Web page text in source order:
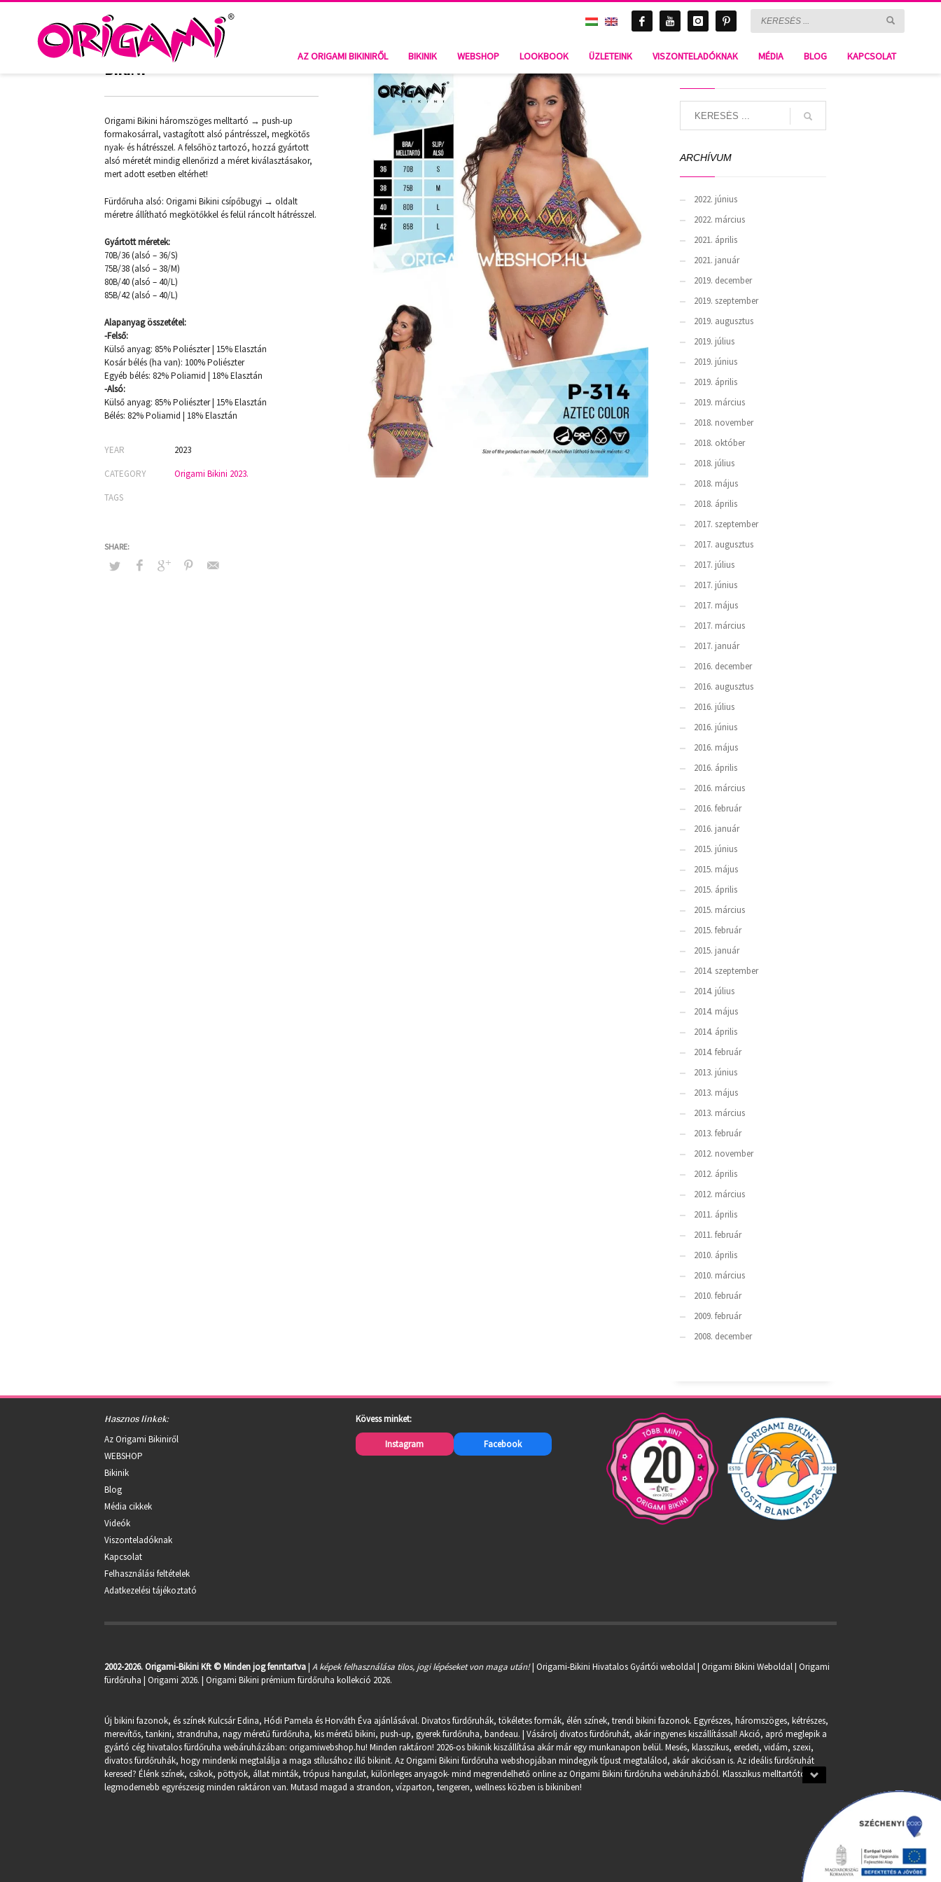
AZ ORIGAMI BIKINIRŐL BIKINIK WEBSHOP LOOKBOOK ÜZLETEINK VISZONTELADÓKNAK MÉDIA BLOG KAPCSOLAT
AZTEC COLOR P-314 ORIGAMI
BIKINI
Origami Bikini háromszöges melltartó → push-up
formakosárral, vastagított alsó pántrésszel, megkötős
nyak- és hátrésszel. A felsőhöz tartozó, hozzá gyártott
alsó méretét mindig ellenőrizd a méret kiválasztásakor,
mert adott esetben eltérhet!
Fürdőruha alsó: Origami Bikini csípőbugyi → oldalt
méretre állítható megkötőkkel és felül ráncolt hátrésszel.
Gyártott méretek:
70B/36 (alsó – 36/S)
75B/38 (alsó – 38/M)
80B/40 (alsó – 40/L)
85B/42 (alsó – 40/L)
Alapanyag összetétel:
-Felső:
Külső anyag: 85% Poliészter | 15% Elasztán
Kosár bélés (ha van): 100% Poliészter
Egyéb bélés: 82% Poliamid | 18% Elasztán
-Alsó:
Külső anyag: 85% Poliészter | 15% Elasztán
Bélés: 82% Poliamid | 18% Elasztán
YEAR
2023
CATEGORY
Origami Bikini 2023.
TAGS
ARCHÍVUM
2022. június
2022. március
2021. április
2021. január
2019. december
2019. szeptember
2019. augusztus
2019. július
2019. június
2019. április
2019. március
2018. november
2018. október
2018. július
2018. május
2018. április
2017. szeptember
2017. augusztus
2017. július
2017. június
2017. május
2017. március
2017. január
2016. december
2016. augusztus
2016. július
2016. június
2016. május
2016. április
2016. március
2016. február
2016. január
2015. június
2015. május
2015. április
2015. március
2015. február
2015. január
2014. szeptember
2014. július
2014. május
2014. április
2014. február
2013. június
2013. május
2013. március
2013. február
2012. november
2012. április
2012. március
2011. április
2011. február
2010. április
2010. március
2010. február
2009. február
2008. december
Hasznos linkek:
Az Origami Bikiniről
WEBSHOP
Bikinik
Blog
Média cikkek
Videók
Viszonteladóknak
Kapcsolat
Felhasználási feltételek
Adatkezelési tájékoztató
Kövess minket:
Instagram Facebook
2002-2026. Origami-Bikini Kft © Minden jog fenntartva|A képek felhasználása tilos, jogi lépéseket von maga után!| Origami-Bikini Hivatalos Gyártói weboldal | Origami Bikini Weboldal |Origami
fürdőruha | Origami 2026. | Origami Bikini prémium fürdőruha kollekció 2026.
Új bikini fazonok, és színek Kulcsár Edina, Hódi Pamela és Horváth Éva ajánlásával. Divatos fürdőruhák, tökéletes formák, élén színek, trendi bikini fazonok. Egyrészes, háromszöges, kétrészes,
merevítős, tankini, strandruha, nagy méretű fürdőruha, kis méretű bikini, push-up, gyerek fürdőruha, bandeau. | Vásárolj divatos fürdőruhát, akár ingyenes kiszállítással! Akció, apró meglepik a
gyártó cég hivatalos fürdőruha webáruházában: origamiwebshop.hu! Minden raktáron! 2026-os bikinik kiszállítása akár már egy munkanapon belül. Mesés, klasszikus, eredeti, vidám, szexi,
divatos fürdőruhák, hogy mindenki megtalálja a maga stílusához illő bikinit. Az Origami Bikini fürdőruha webshopjában mindegyik típust megtalálod, akár akciósan is. Az ideális fürdőruhát
keresed? Élénk színek, csíkok, pöttyök, állat minták, trópusi hangulat, különleges anyagok- mind megrendelhető online az Origami Bikini fürdőruha webáruházból. Klasszikus melltartótól a
legmodernebb egyrészesig minden raktáron van. Mutasd magad a strandon, vízparton, tengeren, wellness közben is bikiniben!